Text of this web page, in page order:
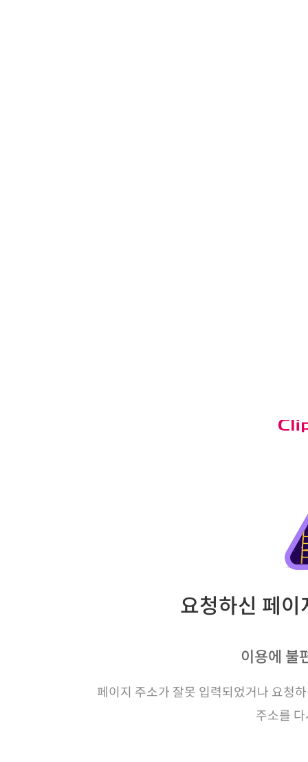
요청하신 페
이용에 불
페이지 주소가 잘못 입력되었거나 요청
주소를